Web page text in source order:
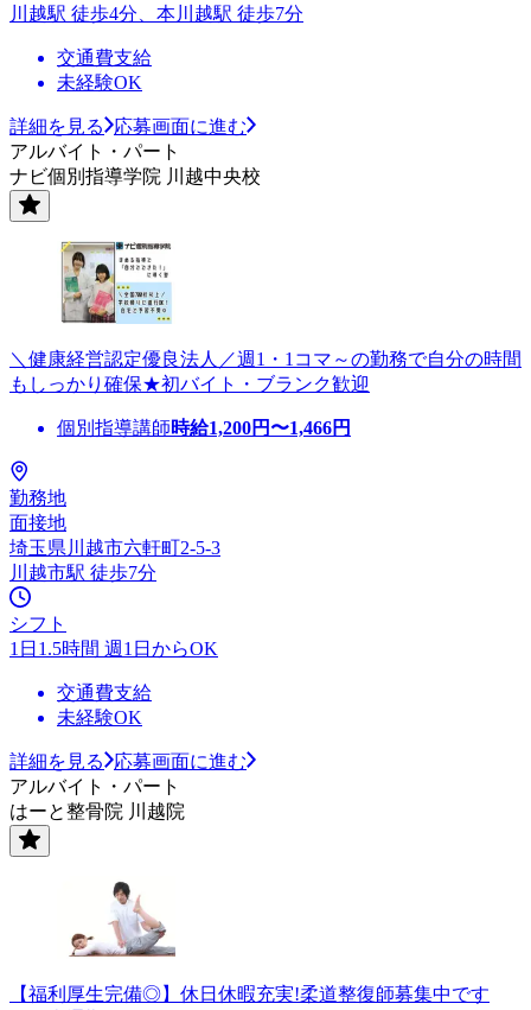
川越駅 徒歩4分、本川越駅 徒歩7分
交通費支給
未経験OK
詳細を見る
応募画面に進む
アルバイト・パート
ナビ個別指導学院 川越中央校
＼健康経営認定優良法人／週1・1コマ～の勤務で自分の時間
もしっかり確保★初バイト・ブランク歓迎
個別指導講師時給1,200円〜1,466円
勤務地
面接地
埼玉県川越市六軒町2-5-3
川越市駅 徒歩7分
シフト
1日1.5時間 週1日からOK
交通費支給
未経験OK
詳細を見る
応募画面に進む
アルバイト・パート
はーと整骨院 川越院
【福利厚生完備◎】休日休暇充実!柔道整復師募集中です